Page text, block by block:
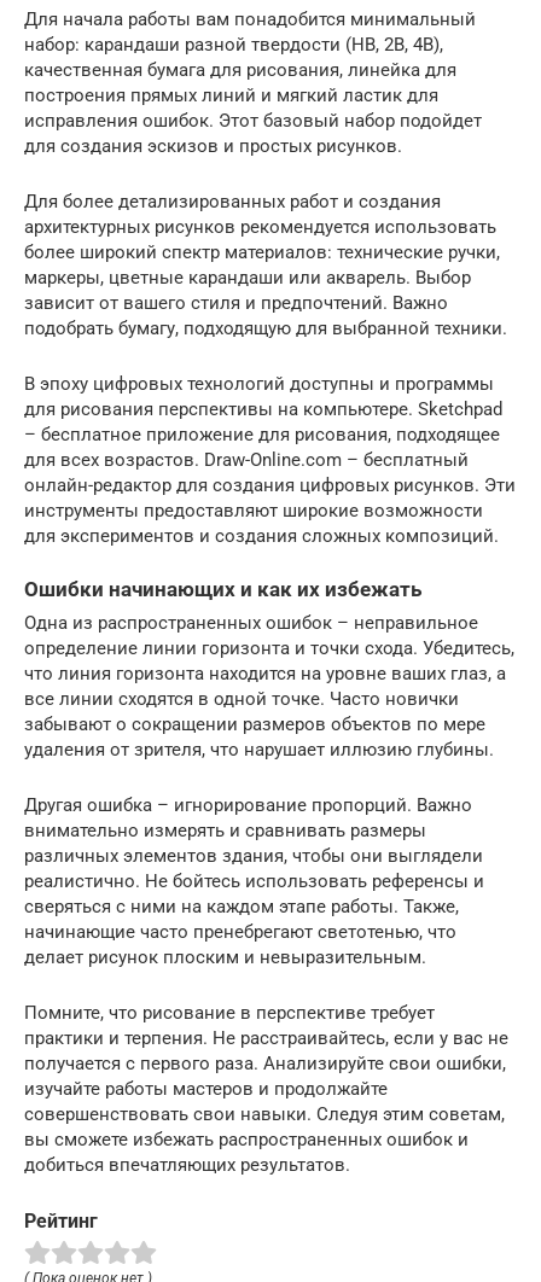
Для начала работы вам понадобится минимальный
набор: карандаши разной твердости (HB, 2B, 4B),
качественная бумага для рисования, линейка для
построения прямых линий и мягкий ластик для
исправления ошибок. Этот базовый набор подойдет
для создания эскизов и простых рисунков.
Для более детализированных работ и создания
архитектурных рисунков рекомендуется использовать
более широкий спектр материалов: технические ручки,
маркеры, цветные карандаши или акварель. Выбор
зависит от вашего стиля и предпочтений. Важно
подобрать бумагу, подходящую для выбранной техники.
В эпоху цифровых технологий доступны и программы
для рисования перспективы на компьютере. Sketchpad
– бесплатное приложение для рисования, подходящее
для всех возрастов. Draw-Online.com – бесплатный
онлайн-редактор для создания цифровых рисунков. Эти
инструменты предоставляют широкие возможности
для экспериментов и создания сложных композиций.
Ошибки начинающих и как их избежать
Одна из распространенных ошибок – неправильное
определение линии горизонта и точки схода. Убедитесь,
что линия горизонта находится на уровне ваших глаз, а
все линии сходятся в одной точке. Часто новички
забывают о сокращении размеров объектов по мере
удаления от зрителя, что нарушает иллюзию глубины.
Другая ошибка – игнорирование пропорций. Важно
внимательно измерять и сравнивать размеры
различных элементов здания, чтобы они выглядели
реалистично. Не бойтесь использовать референсы и
сверяться с ними на каждом этапе работы. Также,
начинающие часто пренебрегают светотенью, что
делает рисунок плоским и невыразительным.
Помните, что рисование в перспективе требует
практики и терпения. Не расстраивайтесь, если у вас не
получается с первого раза. Анализируйте свои ошибки,
изучайте работы мастеров и продолжайте
совершенствовать свои навыки. Следуя этим советам,
вы сможете избежать распространенных ошибок и
добиться впечатляющих результатов.
Рейтинг
( Пока оценок нет )